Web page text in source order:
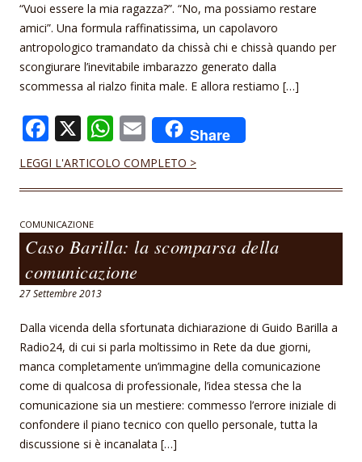
“Vuoi essere la mia ragazza?”. “No, ma possiamo restare
amici”. Una formula raffinatissima, un capolavoro
antropologico tramandato da chissà chi e chissà quando per
scongiurare l’inevitabile imbarazzo generato dalla
scommessa al rialzo finita male. E allora restiamo […]
F
ac
e
o
o
k
X W
h
at
A
p
p
E
m
ai
Share
LEGGI L'ARTICOLO COMPLETO >
COMUNICAZIONE
Caso Barilla: la scomparsa della
comunicazione
27 Settembre 2013
Dalla vicenda della sfortunata dichiarazione di Guido Barilla a
Radio24, di cui si parla moltissimo in Rete da due giorni,
manca completamente un’immagine della comunicazione
come di qualcosa di professionale, l’idea stessa che la
comunicazione sia un mestiere: commesso l’errore iniziale di
confondere il piano tecnico con quello personale, tutta la
discussione si è incanalata […]